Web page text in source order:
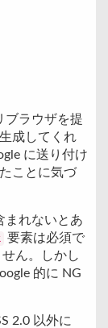
ブラウザを提
成してくれ
に送り付け
ことに気づ
まれないとあ
要素は必須で
せん。しかし
的に NG
2.0 以外に